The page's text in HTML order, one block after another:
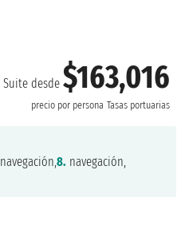
Suite desde$163,016
precio por persona Tasas portuarias
navegación,8. navegación,